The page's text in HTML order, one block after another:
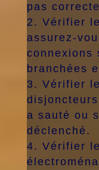
pas
Vérifier
assurez-
connexions
branchées
Vérifier
a sauté ou
déclenché.
Vérifier